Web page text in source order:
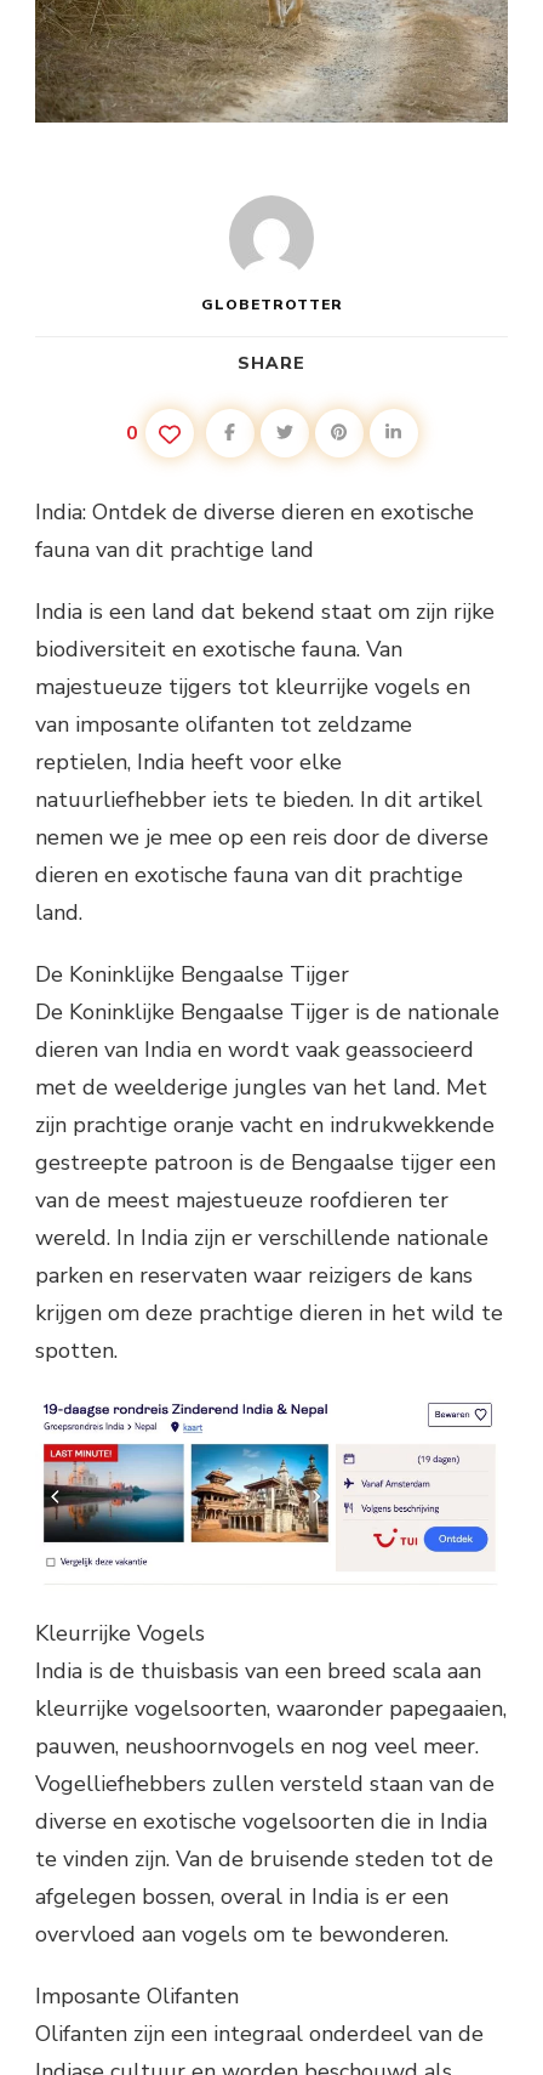
GLOBETROTTER
SHARE
0
India: Ontdek de diverse dieren en exotische
fauna van dit prachtige land
India is een land dat bekend staat om zijn rijke
biodiversiteit en exotische fauna. Van
majestueuze tijgers tot kleurrijke vogels en
van imposante olifanten tot zeldzame
reptielen, India heeft voor elke
natuurliefhebber iets te bieden. In dit artikel
nemen we je mee op een reis door de diverse
dieren en exotische fauna van dit prachtige
land.
De Koninklijke Bengaalse Tijger
De Koninklijke Bengaalse Tijger is de nationale
dieren van India en wordt vaak geassocieerd
met de weelderige jungles van het land. Met
zijn prachtige oranje vacht en indrukwekkende
gestreepte patroon is de Bengaalse tijger een
van de meest majestueuze roofdieren ter
wereld. In India zijn er verschillende nationale
parken en reservaten waar reizigers de kans
krijgen om deze prachtige dieren in het wild te
spotten.
Kleurrijke Vogels
India is de thuisbasis van een breed scala aan
kleurrijke vogelsoorten, waaronder papegaaien,
pauwen, neushoornvogels en nog veel meer.
Vogelliefhebbers zullen versteld staan van de
diverse en exotische vogelsoorten die in India
te vinden zijn. Van de bruisende steden tot de
afgelegen bossen, overal in India is er een
overvloed aan vogels om te bewonderen.
Imposante Olifanten
Olifanten zijn een integraal onderdeel van de